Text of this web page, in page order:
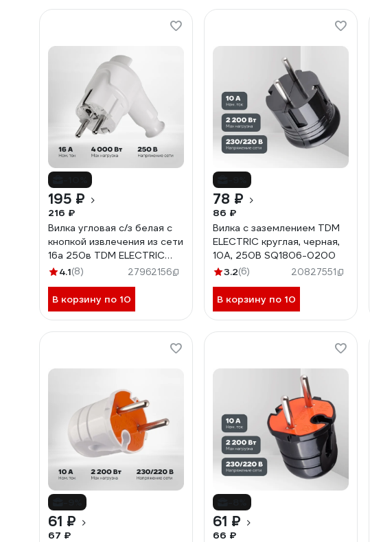
195 ₽
216 ₽
Вилка угловая c/з белая с
кнопкой извлечения из сети
16а 250в TDM ELECTRIC
SQ1806-0398
4.1(8) 27962156
В корзину по 10
78 ₽
86 ₽
Вилка с заземлением TDM
ELECTRIC круглая, черная,
10А, 250В SQ1806-0200
3.2(6) 20827551
В корзину по 10
61 ₽
67 ₽
61 ₽
66 ₽